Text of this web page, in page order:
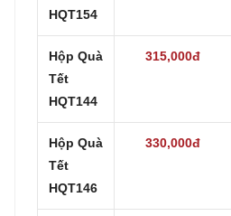
HQT154
Hộp Quà
Tết
HQT144
315,000đ
Hộp Quà
Tết
HQT146
330,000đ